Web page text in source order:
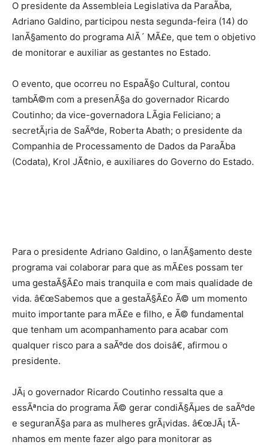
O presidente da Assembleia Legislativa da ParaÃ­ba,
Adriano Galdino, participou nesta segunda-feira (14) do
lanÃ§amento do programa AlÃ´ MÃ£e, que tem o objetivo
de monitorar e auxiliar as gestantes no Estado.
O evento, que ocorreu no EspaÃ§o Cultural, contou
tambÃ©m com a presenÃ§a do governador Ricardo
Coutinho; da vice-governadora LÃ­gia Feliciano; a
secretÃ¡ria de SaÃºde, Roberta Abath; o presidente da
Companhia de Processamento de Dados da ParaÃ­ba
(Codata), Krol JÃ¢nio, e auxiliares do Governo do Estado.
Para o presidente Adriano Galdino, o lanÃ§amento deste
programa vai colaborar para que as mÃ£es possam ter
uma gestaÃ§Ã£o mais tranquila e com mais qualidade de
vida. â€œSabemos que a gestaÃ§Ã£o Ã© um momento
muito importante para mÃ£e e filho, e Ã© fundamental
que tenham um acompanhamento para acabar com
qualquer risco para a saÃºde dos doisâ€, afirmou o
presidente.
JÃ¡ o governador Ricardo Coutinho ressalta que a
essÃªncia do programa Ã© gerar condiÃ§Ãµes de saÃºde
e seguranÃ§a para as mulheres grÃ¡vidas. â€œJÃ¡ tÃ­
nhamos em mente fazer algo para monitorar as